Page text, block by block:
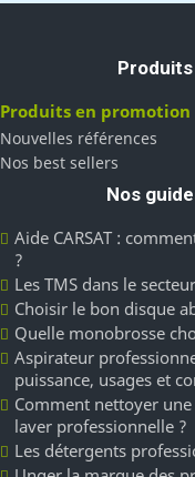
Produits
Produits en promotion
Nouvelles références
Nos best sellers
Nos
Aide CARSAT :
?
Les TMS dans le
Choisir le bon disque
Quelle monobrosse
Aspirateur
puissance, usages et
Comment nettoyer
laver professionnelle ?
Les détergents